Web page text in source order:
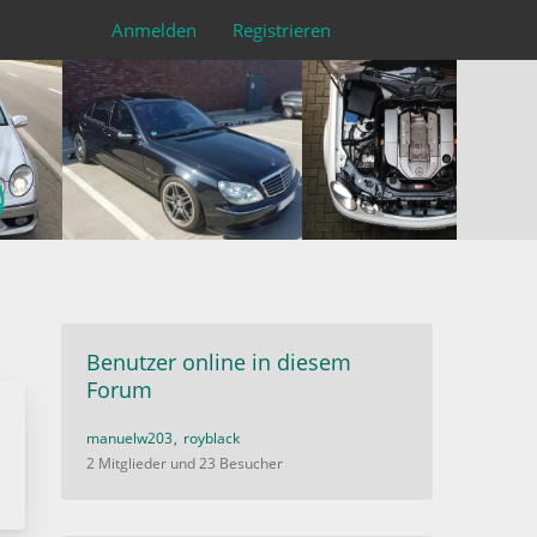
Anmelden Registrieren
Benutzer online in diesem
Forum
manuelw203
royblack
2 Mitglieder und 23 Besucher